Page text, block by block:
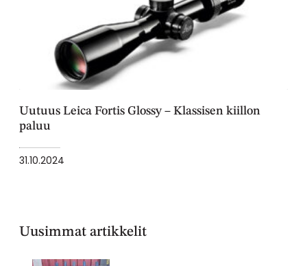
Uutuus Leica Fortis Glossy – Klassisen kiillon
paluu
31.10.2024
Uusimmat artikkelit